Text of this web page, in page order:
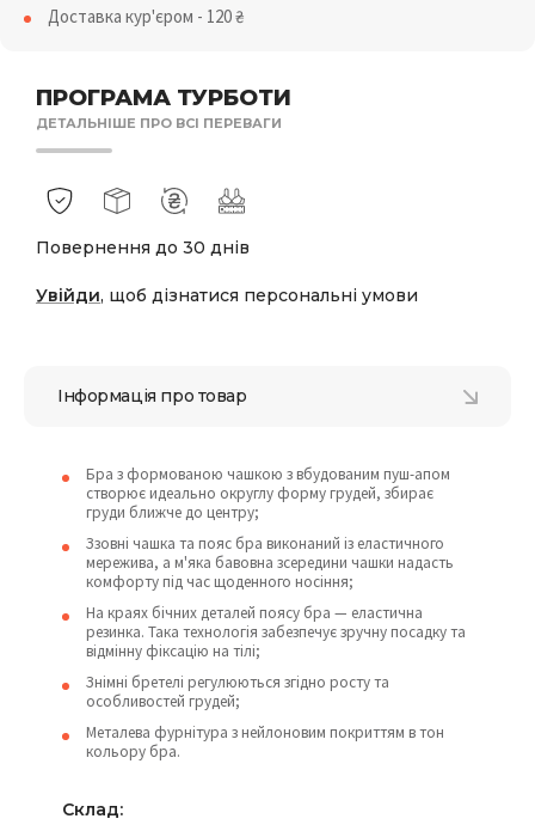
ПРОГРАМА ТУРБОТИ
ДЕТАЛЬНІШЕ ПРО ВСІ ПЕРЕВАГИ
Повернення до 30 днів
Увійди, щоб дізнатися персональні умови
Доставка кур'єром - 120₴
Інформація про товар
Бра з формованою чашкою з вбудованим пуш-апом
створює идеально округлу форму грудей, збирає
груди ближче до центру;
Ззовні чашка та пояс бра виконаний із еластичного
мережива, а м'яка бавовна зсередини чашки надасть
комфорту під час щоденного носіння;
На краях бічних деталей поясу бра — еластична
резинка. Така технологія забезпечує зручну посадку та
відмінну фіксацію на тілі;
Знімні бретелі регулюються згідно росту та
особливостей грудей;
Металева фурнітура з нейлоновим покриттям в тон
кольору бра.
Склад: